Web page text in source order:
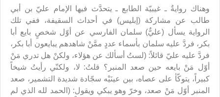
وهناك روايةٌ ـ غيبيّة الطابع ـ يتحدَّث فيها الإمام عليّ بن أبي
طالب عن مشاركة (إبليس) في أحداث السقيفة، ففي تلك
الرواية يسأل (عليٌّ) سلمان الفارسي عن أوّل شخصٍ بايع أبا
بكر، فردَّ عليه سلمان بأسماء عددٍ ممَّنْ شاهدهم يبايعون أبا بكر،
فردَّ عليه عليّ قائلاً: (لستُ أسألك عن هؤلاء، ولكنْ هل تدري مَنْ
أوّل مَنْ بايعه حين صعد المنبر؟ قلتُ: لا، ولكنّي رأيتُ شيخاً
كبيراً، يتوكّأ على عصاه، بين عينَيْه سجّادة شديدة التشمير، صعد
المنبر أوّل مَنْ صعد، وخرّ وهو يبكي ويقول: (الحمد لله الذي لم